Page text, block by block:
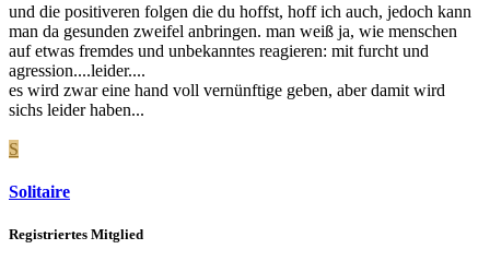
und die positiveren folgen die du hoffst, hoff ich auch, jedoch kann
man da gesunden zweifel anbringen. man weiß ja, wie menschen
auf etwas fremdes und unbekanntes reagieren: mit furcht und
agression....leider....
es wird zwar eine hand voll vernünftige geben, aber damit wird
sichs leider haben...
S
Solitaire
Registriertes Mitglied